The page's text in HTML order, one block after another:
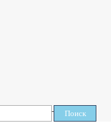
Поиск
Поиск